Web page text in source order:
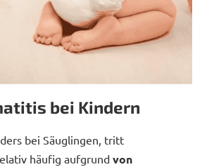
bei Kindern
bei Säuglingen, tritt
häufig aufgrund von